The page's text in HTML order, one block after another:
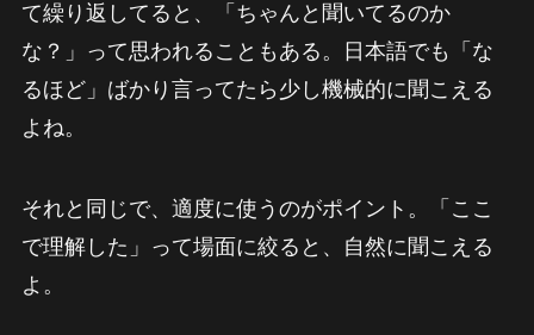
て繰り返してると、「ちゃんと聞いてるのか
な？」って思われることもある。日本語でも「な
るほど」ばかり言ってたら少し機械的に聞こえる
よね。
それと同じで、適度に使うのがポイント。「ここ
で理解した」って場面に絞ると、自然に聞こえる
よ。